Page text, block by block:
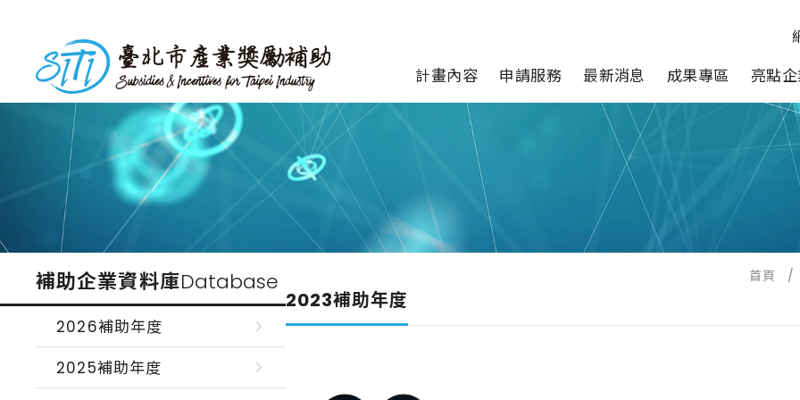
內
台北市產業獎勵補助
計畫內容 申請服務 最新消息 成果專區 亮點
補助企業資料庫Database
2026補助年度
2025補助年度
首頁 /
2023補助年度